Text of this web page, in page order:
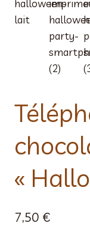
«
7,50 €